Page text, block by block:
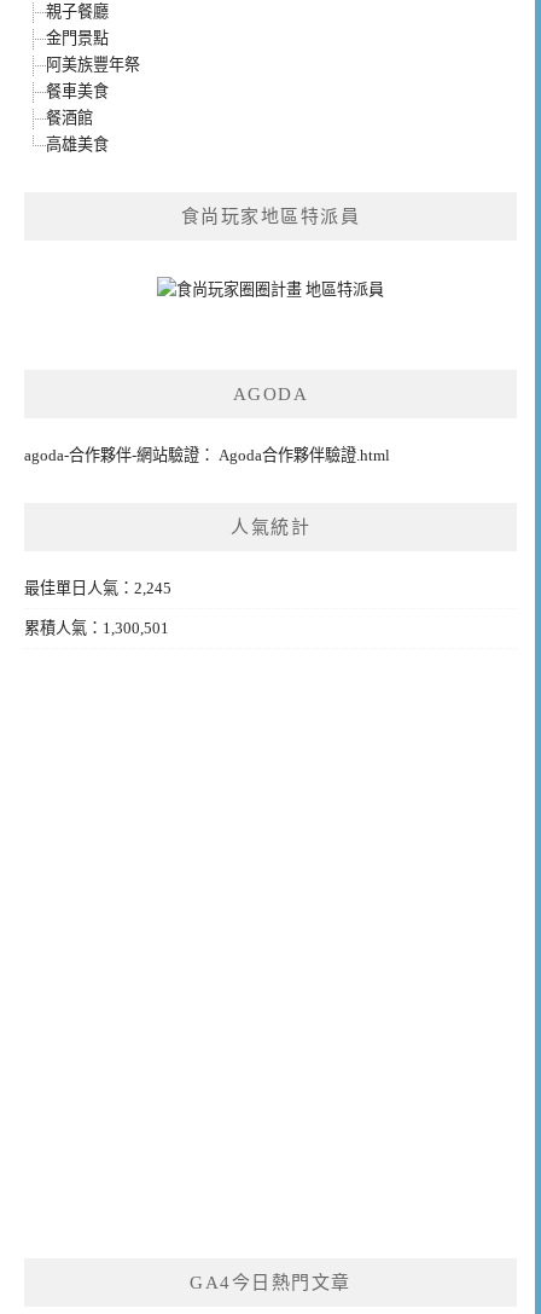
親子餐廳
金門景點
阿美族豐年祭
餐車美食
餐酒館
高雄美食
食尚玩家地區特派員
AGODA
agoda-合作夥伴-網站驗證： Agoda合作夥伴驗證.html
人氣統計
最佳單日人氣：2,245
累積人氣：1,300,501
GA4今日熱門文章